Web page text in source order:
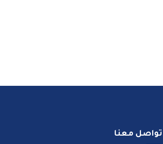
تواصل معنا